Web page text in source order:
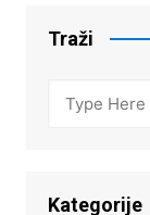
Traži
Kategorije